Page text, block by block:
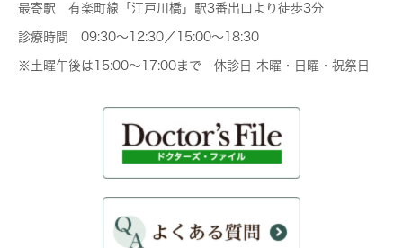
最寄駅 有楽町線「江戸川橋」駅3番出口より徒歩3分
診療時間 09:30～12:30／15:00～18:30
※土曜午後は15:00～17:00まで 休診日 木曜・日曜・祝祭日